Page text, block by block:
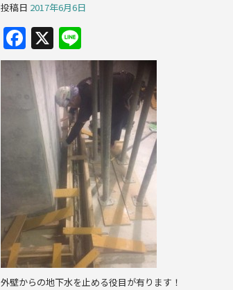
投稿日 2017年6月6日
F
a
c
e
b
o
X
n
e
外壁からの地下水を止める役目が有ります！